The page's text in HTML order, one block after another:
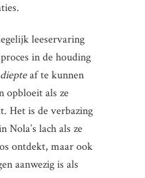
leeservaring
in de houding
af te kunnen
opbloeit als ze
Het is de verbazing
Nola’s lach als ze
ontdekt, maar ook
aanwezig is als